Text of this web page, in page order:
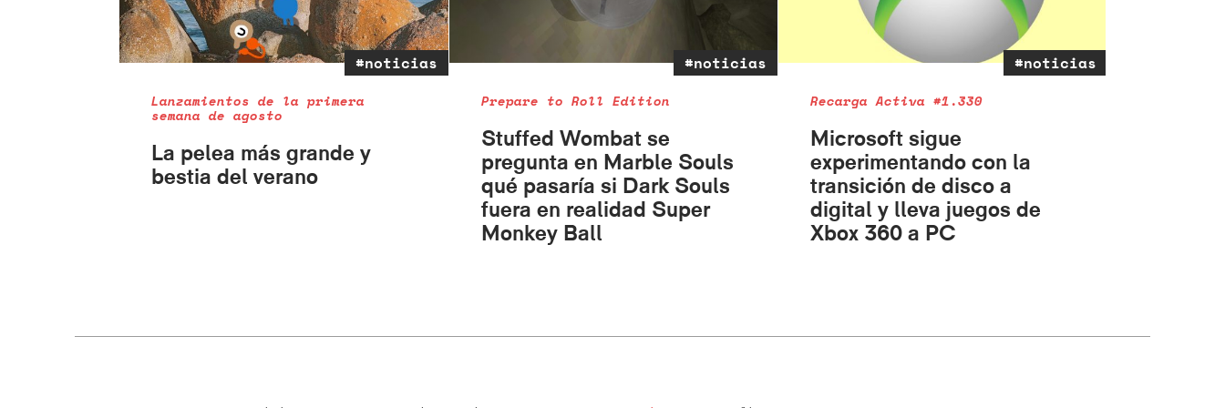
#noticias
Lanzamientos de la primera
semana de agosto
La pelea más grande y
bestia del verano
#noticias
Prepare to Roll Edition
Stuffed Wombat se
pregunta en Marble Souls
qué pasaría si Dark Souls
fuera en realidad Super
Monkey Ball
#noticias
Recarga Activa #1.330
Microsoft sigue
experimentando con la
transición de disco a
digital y lleva juegos de
Xbox 360 a PC